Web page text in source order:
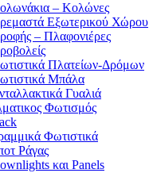
– Κολώνες
Εξωτερικού Χώρου
– Πλαφονιέρες
Πλατείων-Δρόμων
Μπάλα
Γυαλιά
Φωτισμός
Φωτιστικά
Ράγας
και Panels